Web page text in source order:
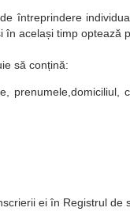
întreprindere
același timp optează
să conțină:
prenumele,domiciliul,
ei în Registrul de